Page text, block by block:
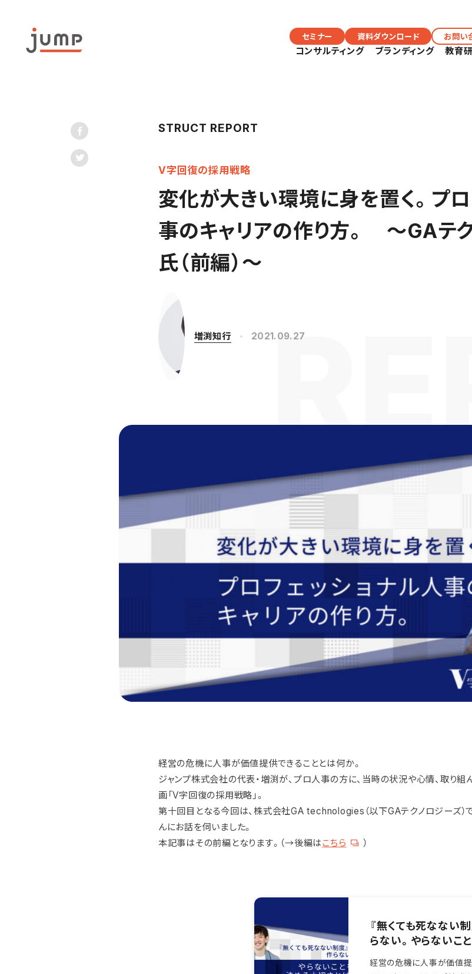
コンサルティング ブランディング 教育
セミナー 資料ダウンロード お問い
STRUCT REPORT
V字回復の採用戦略
変化が大きい環境に身を置く。プ
事のキャリアの作り方。 ～GAテ
氏（前編）～
増渕知行 2021.09.27
経営の危機に人事が価値提供できることとは何か。
ジャンプ株式会社の代表・増渕が、プロ人事の方に、当時の状況や心情、取り
画「V字回復の採用戦略」。
第十回目となる今回は、株式会社GA technologies（以下GAテクノロジーズ）
んにお話を伺いました。
本記事はその前編となります。（→後編はこちら ）